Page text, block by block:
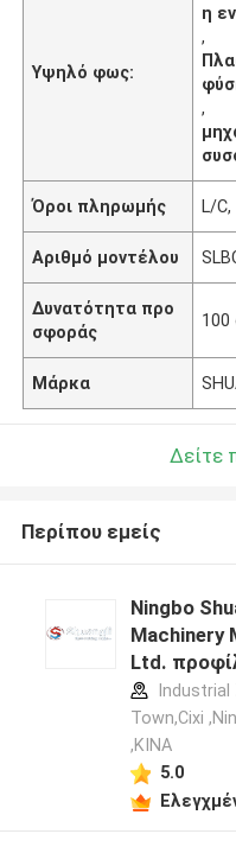
Υψηλό φως:
η
,
,
Όροι πληρωμής L/
Αριθμό μοντέλου
Δυνατότητα προ
σφοράς
100
Μάρκα
Δείτε
Περίπου εμείς
Ningbo
Machinery
Ltd.
Industrial
Town,Cixi
,ΚΙΝΑ
5.0